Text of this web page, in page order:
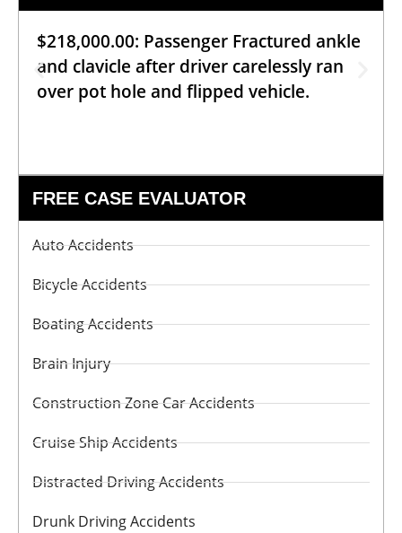
$218,000.00: Passenger Fractured ankle
and clavicle after driver carelessly ran
over pot hole and flipped vehicle.
FREE CASE EVALUATOR
Auto Accidents
Bicycle Accidents
Boating Accidents
Brain Injury
Construction Zone Car Accidents
Cruise Ship Accidents
Distracted Driving Accidents
Drunk Driving Accidents